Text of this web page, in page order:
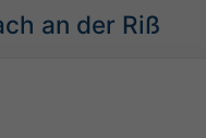
an der Riß